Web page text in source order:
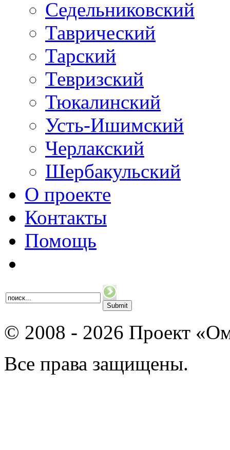
Седельниковский
Таврический
Тарский
Тевризский
Тюкалинский
Усть-Ишимский
Черлакский
Шербакульский
О проекте
Контакты
Помощь
© 2008 - 2026 Проект
Все права защищены.